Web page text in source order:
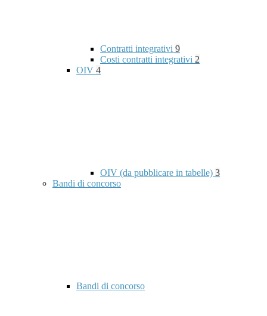
Contratti integrativi 9
Costi contratti integrativi 2
OIV 4
OIV (da pubblicare in tabelle) 3
Bandi di concorso
Bandi di concorso